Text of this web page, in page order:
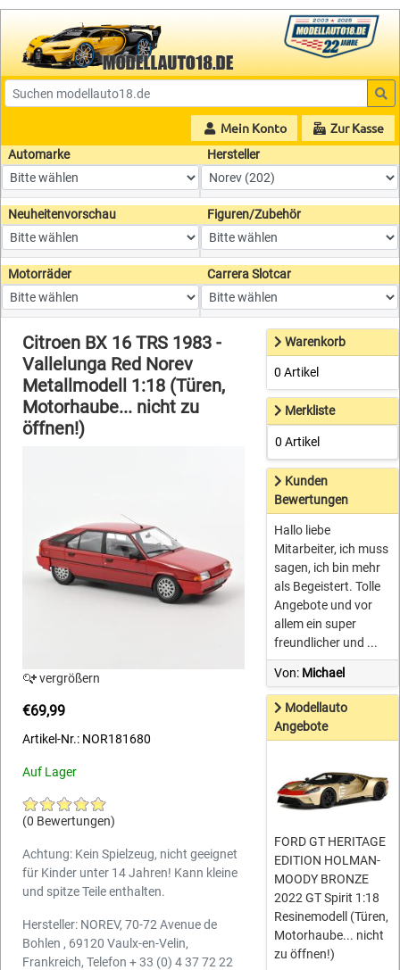
Mein Konto Zur Kasse
Automarke Hersteller
Neuheitenvorschau Figuren/Zubehör
Motorräder Carrera Slotcar
Citroen BX 16 TRS 1983 -
Vallelunga Red Norev
Metallmodell 1:18 (Türen,
Motorhaube... nicht zu
öffnen!)
vergrößern
€69,99
Artikel-Nr.: NOR181680
Auf Lager
(0 Bewertungen)
Achtung: Kein Spielzeug, nicht geeignet
für Kinder unter 14 Jahren! Kann kleine
und spitze Teile enthalten.
Hersteller: NOREV, 70-72 Avenue de
Bohlen , 69120 Vaulx-en-Velin,
Frankreich, Telefon + 33 (0) 4 37 72 22
Warenkorb
0 Artikel
Merkliste
0 Artikel
Kunden
Bewertungen
Hallo liebe
Mitarbeiter, ich muss
sagen, ich bin mehr
als Begeistert. Tolle
Angebote und vor
allem ein super
freundlicher und ...
Von: Michael
Modellauto
Angebote
FORD GT HERITAGE
EDITION HOLMAN-
MOODY BRONZE
2022 GT Spirit 1:18
Resinemodell (Türen,
Motorhaube... nicht
zu öffnen!)